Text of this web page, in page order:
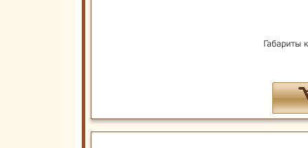
Габариты